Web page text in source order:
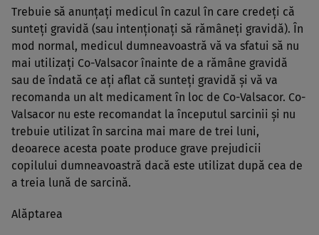
Trebuie să anunţaţi medicul în cazul în care credeţi că
sunteţi gravidă (sau intenţionaţi să rămâneţi gravidă). În
mod normal, medicul dumneavoastră vă va sfatui să nu
mai utilizaţi Co-Valsacor înainte de a rămâne gravidă
sau de îndată ce aţi aflat că sunteţi gravidă şi vă va
recomanda un alt medicament în loc de Co-Valsacor. Co-
Valsacor nu este recomandat la începutul sarcinii şi nu
trebuie utilizat în sarcina mai mare de trei luni,
deoarece acesta poate produce grave prejudicii
copilului dumneavoastră dacă este utilizat după cea de
a treia lună de sarcină.
Alăptarea